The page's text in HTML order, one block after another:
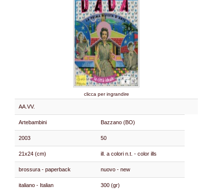
clicca per ingrandire
AA.VV.
Artebambini Bazzano (BO)
2003 50
21x24 (cm) ill. a colori n.t. - color ills
brossura - paperback nuovo - new
italiano - Italian 300 (gr)